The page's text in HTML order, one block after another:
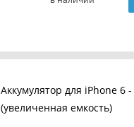
Аккумулятор для iPhone 6 -
(увеличенная емкость)